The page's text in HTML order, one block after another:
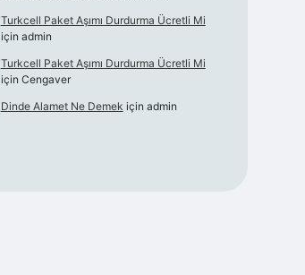
Turkcell Paket Aşımı Durdurma Ücretli Mi
için admin
Turkcell Paket Aşımı Durdurma Ücretli Mi
için Cengaver
Dinde Alamet Ne Demek için admin